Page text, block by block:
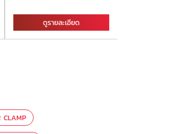
ดูรายละเอียด
CLAMP